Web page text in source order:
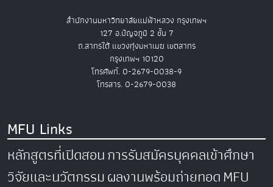
สำนักงานมหาวิทยาลัยแม่ฟ้าหลวง กรุงเทพฯ
127 อ.ปัญจภูมิ 2 ชั้น 7
ถ.สาทรใต้ แขวงทุ่งมหาเมฆ เขตสาทร
กรุงเทพฯ 10120
โทรศัพท์. 0-2679-0038-9
โทรสาร. 0-2679-0038
MFU Links
หลักสูตรที่เปิดสอนการรับสมัครบุคคลเข้าศึกษา
วิจัยและนวัตกรรมผลงานพร้อมถ่ายทอดMFU